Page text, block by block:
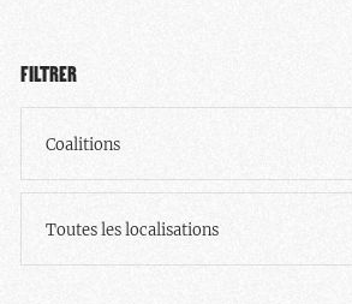
FILTRER
Coalitions
Toutes les localisations